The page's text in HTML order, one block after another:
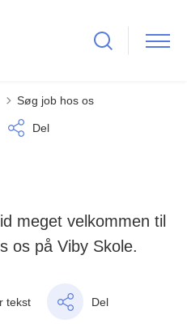
Søg job hos os
Del
meget velkommen til
os på Viby Skole.
tekst Del